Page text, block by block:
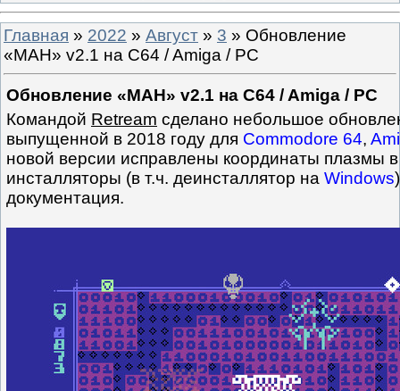
Главная » 2022 » Август » 3 » Обновление
«MAH» v2.1 на C64 / Amiga / PC
Обновление «MAH» v2.1 на C64 / Amiga / PC
Командой Retream сделано небольшое
выпущенной в 2018 году для Commodore 64,
новой версии исправлены координаты плазмы
инсталляторы (в т.ч. деинсталлятор на Windows
документация.